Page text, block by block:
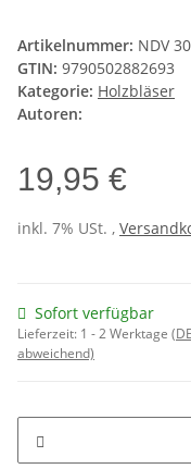
Artikelnummer: NDV
GTIN: 9790502882693
Kategorie: Holzbläser
Autoren:
19,95 €
inkl. 7% USt. ,
Sofort verfügbar
Lieferzeit: 1 - 2 Werktage
abweichend)